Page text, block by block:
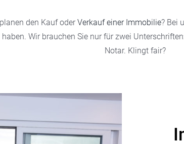
den Kauf oder Verkauf einer Immobilie? Bei
Wir brauchen Sie nur für zwei
Notar. Klingt fair?